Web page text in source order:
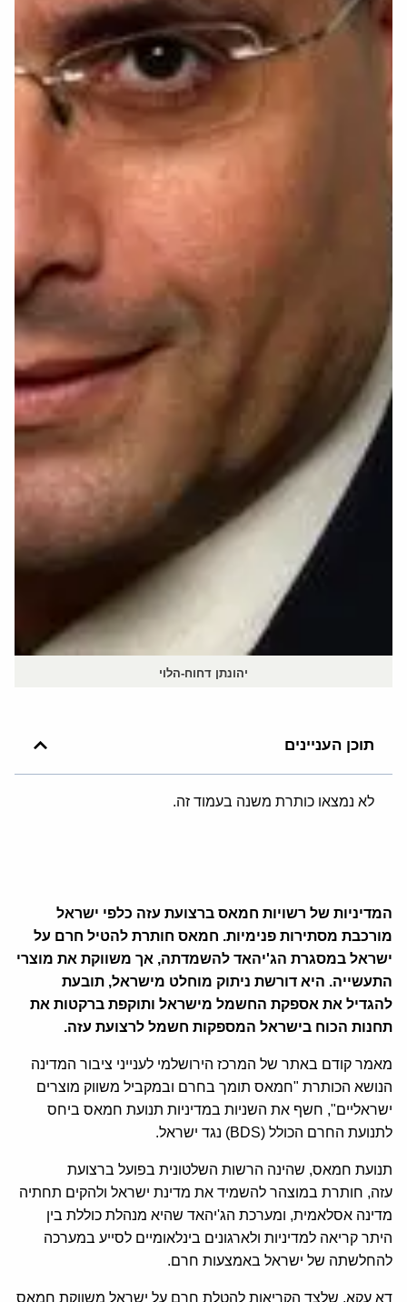
יהונתן דחוח-הלוי
תוכן העניינים
לא נמצאו כותרת משנה בעמוד זה.
המדיניות של רשויות חמאס ברצועת עזה כלפי ישראל
מורכבת מסתירות פנימיות. חמאס חותרת להטיל חרם על
ישראל במסגרת הג'יהאד להשמדתה, אך משווקת את מוצרי
התעשייה. היא דורשת ניתוק מוחלט מישראל, תובעת
להגדיל את אספקת החשמל מישראל ותוקפת ברקטות את
תחנות הכוח בישראל המספקות חשמל לרצועת עזה.
מאמר קודם באתר של המרכז הירושלמי לענייני ציבור המדינה
הנושא הכותרת "חמאס תומך בחרם ובמקביל משווק מוצרים
ישראליים", חשף את השניות במדיניות תנועת חמאס ביחס
לתנועת החרם הכולל (BDS) נגד ישראל.
תנועת חמאס, שהינה הרשות השלטונית בפועל ברצועת
עזה, חותרת במוצהר להשמיד את מדינת ישראל ולהקים תחתיה
מדינה אסלאמית, ומערכת הג'יהאד שהיא מנהלת כוללת בין
היתר קריאה למדיניות ולארגונים בינלאומיים לסייע במערכה
להחלשתה של ישראל באמצעות חרם.
דא עקא, שלצד הקריאות להטלת חרם על ישראל משווקת חמאס